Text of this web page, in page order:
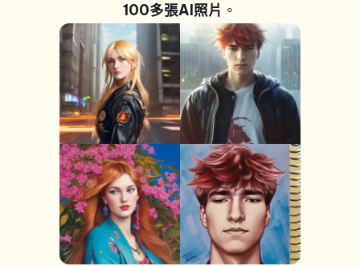
100多張AI照片 。
+99 張照
片